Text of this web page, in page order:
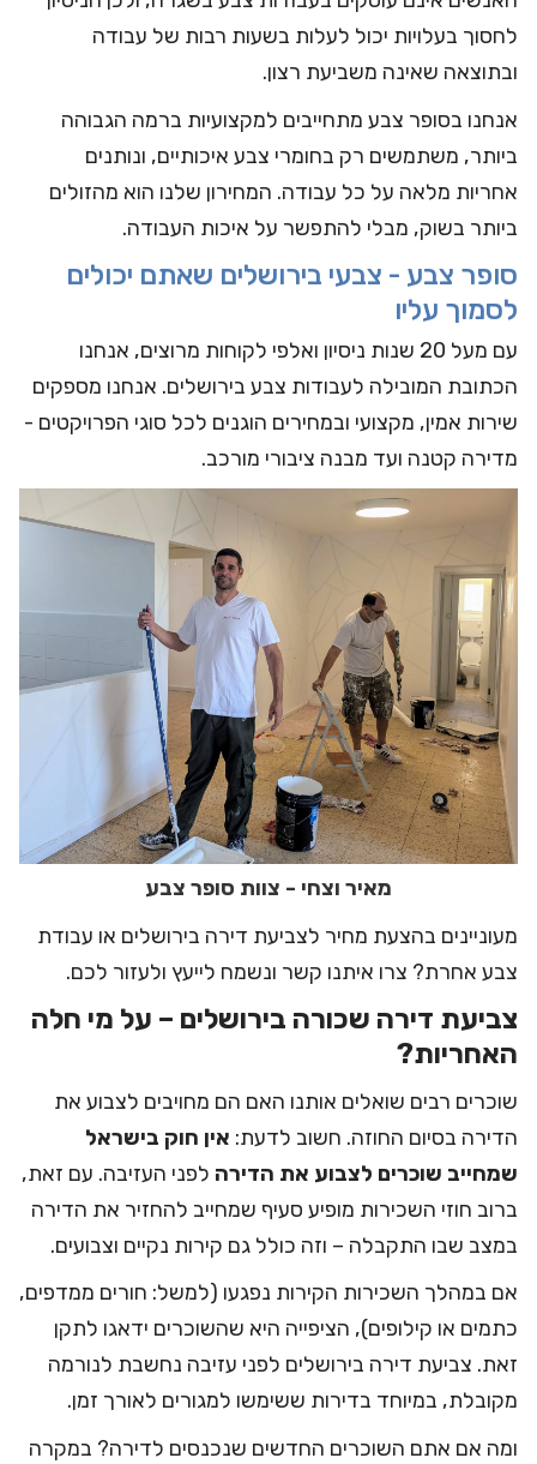
לחסוך בעלויות יכול לעלות בשעות רבות של עבודה
ובתוצאה שאינה משביעת רצון.
אנחנו בסופר צבע מתחייבים למקצועיות ברמה הגבוהה
ביותר, משתמשים רק בחומרי צבע איכותיים, ונותנים
אחריות מלאה על כל עבודה. המחירון שלנו הוא מהזולים
ביותר בשוק, מבלי להתפשר על איכות העבודה.
סופר צבע - צבעי בירושלים שאתם יכולים
לסמוך עליו
עם מעל 20 שנות ניסיון ואלפי לקוחות מרוצים, אנחנו
הכתובת המובילה לעבודות צבע בירושלים. אנחנו מספקים
שירות אמין, מקצועי ובמחירים הוגנים לכל סוגי הפרויקטים -
מדירה קטנה ועד מבנה ציבורי מורכב.
מאיר וצחי - צוות סופר צבע
מעוניינים בהצעת מחיר לצביעת דירה בירושלים או עבודת
צבע אחרת? צרו איתנו קשר ונשמח לייעץ ולעזור לכם.
צביעת דירה שכורה בירושלים – על מי חלה
האחריות?
שוכרים רבים שואלים אותנו האם הם מחויבים לצבוע את
הדירה בסיום החוזה. חשוב לדעת: אין חוק בישראל
שמחייב שוכרים לצבוע את הדירה לפני העזיבה. עם זאת,
ברוב חוזי השכירות מופיע סעיף שמחייב להחזיר את הדירה
במצב שבו התקבלה – וזה כולל גם קירות נקיים וצבועים.
אם במהלך השכירות הקירות נפגעו (למשל: חורים ממדפים,
כתמים או קילופים), הציפייה היא שהשוכרים ידאגו לתקן
זאת. צביעת דירה בירושלים לפני עזיבה נחשבת לנורמה
מקובלת, במיוחד בדירות ששימשו למגורים לאורך זמן.
ומה אם אתם השוכרים החדשים שנכנסים לדירה? במקרה